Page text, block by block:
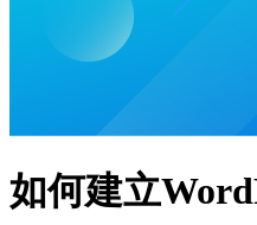
如何建立